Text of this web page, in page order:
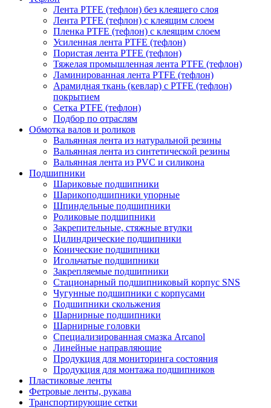
Лента PTFE (тефлон) без клеящего слоя
Лента PTFE (тефлон) с клеящим слоем
Пленка PTFE (тефлон) с клеящим слоем
Усиленная лента PTFE (тефлон)
Пористая лента PTFE (тефлон)
Тяжелая промышленная лента PTFE (тефлон)
Ламинированная лента PTFE (тефлон)
Арамидная ткань (кевлар) с PTFE (тефлон)
покрытием
Сетка PTFE (тефлон)
Подбор по отраслям
Обмотка валов и роликов
Вальянная лента из натуральной резины
Вальянная лента из синтетической резины
Вальянная лента из PVC и силикона
Подшипники
Шариковые подшипники
Шарикоподшипники упорные
Шпиндельные подшипники
Роликовые подшипники
Закрепительные, стяжные втулки
Цилиндрические подшипники
Конические подшипники
Игольчатые подшипники
Закрепляемые подшипники
Стационарный подшипниковый корпус SNS
Чугунные подшипники с корпусами
Подшипники скольжения
Шарнирные подшипники
Шарнирные головки
Специализированная смазка Arcanol
Линейные направляющие
Продукция для мониторинга состояния
Продукция для монтажа подшипников
Пластиковые ленты
Фетровые ленты, рукава
Транспортирующие сетки